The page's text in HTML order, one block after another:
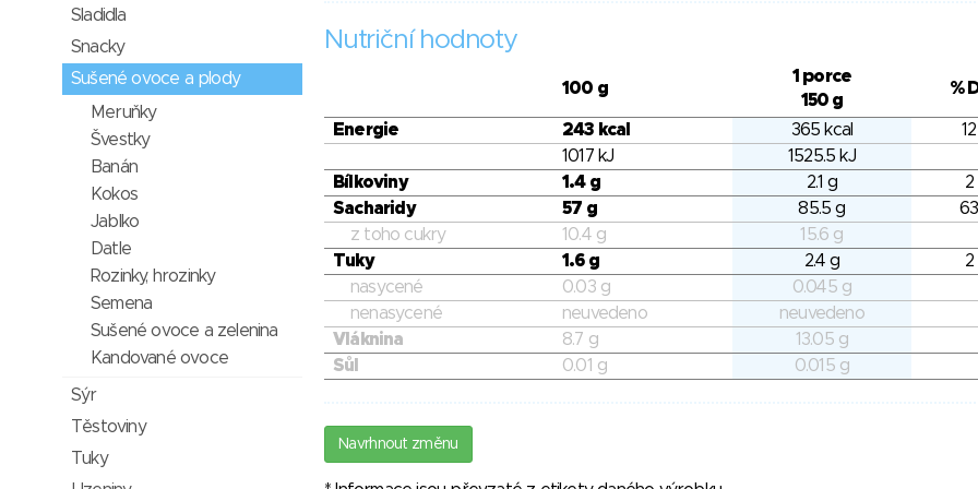
Nutriční hodnoty
100 g
1 porce
150 g
%
Energie 243 kcal 365 kcal
1017 kJ
1525.5 kJ
Bílkoviny
1.4 g 2.1 g
2
Sacharidy
57 g 85.5 g
z toho cukry
10.4 g
15.6 g
Tuky
1.6 g 2.4 g
2
nasycené
0.03 g
0.045 g
nenasycené
neuvedeno
neuvedeno
Vláknina
8.7 g
13.05 g
Sůl
0.01 g 0.015 g
Navrhnout změnu
Sladidla
Snacky
Sušené ovoce a plody
Meruňky
Švestky
Banán
Kokos
Jablko
Datle
Rozinky, hrozinky
Semena
Sušené ovoce a zelenina
Kandované ovoce
Sýr
Těstoviny
Tuky